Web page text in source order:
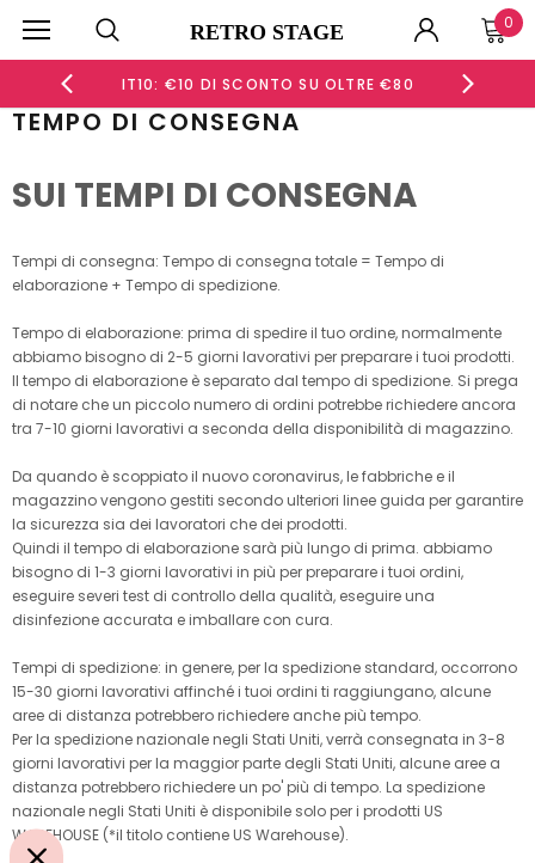
RETRO STAGE 0
IT10: €10 DI SCONTO SU OLTRE €80
TEMPO DI CONSEGNA
SUI TEMPI DI CONSEGNA
Tempi di consegna: Tempo di consegna totale = Tempo di
elaborazione + Tempo di spedizione.
Tempo di elaborazione: prima di spedire il tuo ordine, normalmente
abbiamo bisogno di 2-5 giorni lavorativi per preparare i tuoi prodotti.
Il tempo di elaborazione è separato dal tempo di spedizione. Si prega
di notare che un piccolo numero di ordini potrebbe richiedere ancora
tra 7-10 giorni lavorativi a seconda della disponibilità di magazzino.
Da quando è scoppiato il nuovo coronavirus, le fabbriche e il
magazzino vengono gestiti secondo ulteriori linee guida per garantire
la sicurezza sia dei lavoratori che dei prodotti.
Quindi il tempo di elaborazione sarà più lungo di prima. abbiamo
bisogno di 1-3 giorni lavorativi in ​​più per preparare i tuoi ordini,
eseguire severi test di controllo della qualità, eseguire una
disinfezione accurata e imballare con cura.
Tempi di spedizione: in genere, per la spedizione standard, occorrono
15-30 giorni lavorativi affinché i tuoi ordini ti raggiungano, alcune
aree di distanza potrebbero richiedere anche più tempo.
Per la spedizione nazionale negli Stati Uniti, verrà consegnata in 3-8
giorni lavorativi per la maggior parte degli Stati Uniti, alcune aree a
distanza potrebbero richiedere un po' più di tempo. La spedizione
nazionale negli Stati Uniti è disponibile solo per i prodotti US
WAREHOUSE (*il titolo contiene US Warehouse).